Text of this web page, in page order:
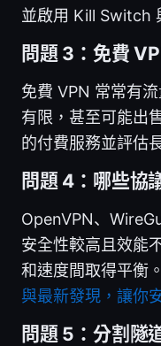
並啟用 Kill Switch
問題 3：免費
免費 VPN 常常有
有限，甚至可能出
的付費服務並評估
問題 4：哪些協
OpenVPN、
安全性較高且效能
和速度間取得平衡。
與最新發現，讓你
問題 5：分割隧